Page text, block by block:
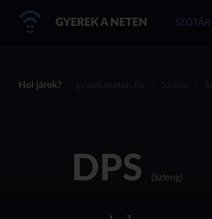
GYEREK A NETEN SZÓTÁR
Hol járok?
DPS (Szleng)